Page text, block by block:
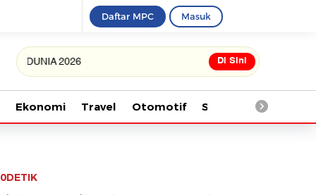
Daftar MPC Masuk
2026 Di Sini
Ekonomi Travel Otomotif Saintek